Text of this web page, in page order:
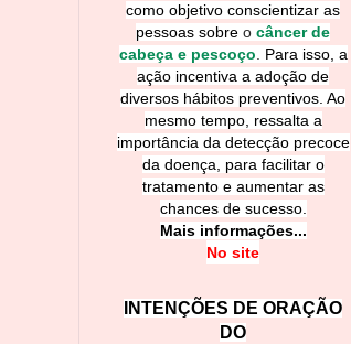
como objetivo conscientizar as
pessoas sobre o câncer de
cabeça e pescoço
Para isso, a
ação incentiva a adoção de
diversos hábitos preventivos. Ao
mesmo tempo, ressalta a
importância da detecção precoce
da doença, para facilitar o
tratamento e aumentar as
chances de sucesso.
Mais informações...
No site
INTENÇÕES DE ORAÇÃO
DO